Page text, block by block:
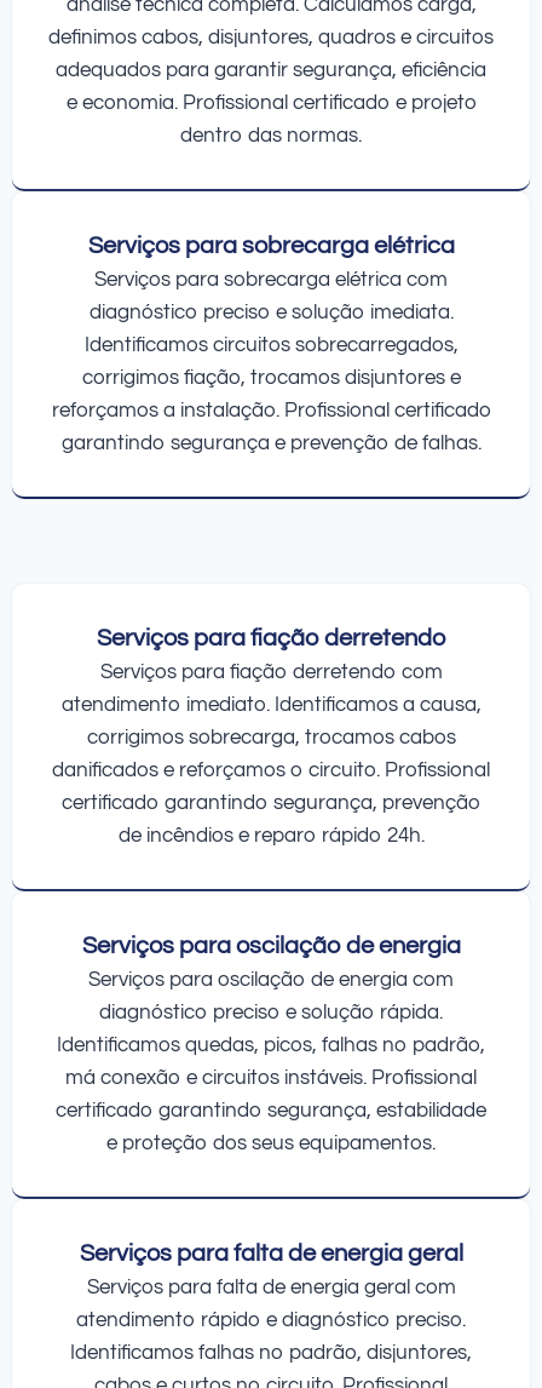
definimos cabos, disjuntores, quadros e circuitos
adequados para garantir segurança, eficiência
e economia. Profissional certificado e projeto
dentro das normas.
Serviços para sobrecarga elétrica
Serviços para sobrecarga elétrica com
diagnóstico preciso e solução imediata.
Identificamos circuitos sobrecarregados,
corrigimos fiação, trocamos disjuntores e
reforçamos a instalação. Profissional certificado
garantindo segurança e prevenção de falhas.
Serviços para fiação derretendo
Serviços para fiação derretendo com
atendimento imediato. Identificamos a causa,
corrigimos sobrecarga, trocamos cabos
danificados e reforçamos o circuito. Profissional
certificado garantindo segurança, prevenção
de incêndios e reparo rápido 24h.
Serviços para oscilação de energia
Serviços para oscilação de energia com
diagnóstico preciso e solução rápida.
Identificamos quedas, picos, falhas no padrão,
má conexão e circuitos instáveis. Profissional
certificado garantindo segurança, estabilidade
e proteção dos seus equipamentos.
Serviços para falta de energia geral
Serviços para falta de energia geral com
atendimento rápido e diagnóstico preciso.
Identificamos falhas no padrão, disjuntores,